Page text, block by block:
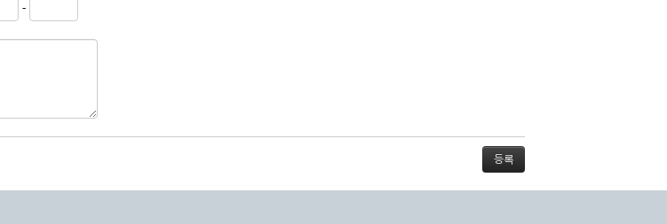
소할 수 있으며, 실명으로 등록하지 않은 자의 일체의 권리를 제한할 수 있습니다.
-